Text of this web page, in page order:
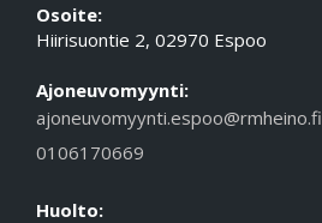
Osoite:
Hiirisuontie 2, 02970 Espoo
Ajoneuvomyynti:
ajoneuvomyynti.espoo@rmheino.fi
0106170669
Huolto: